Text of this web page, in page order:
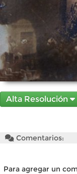
Alta Resolución
Comentarios:
Para agregar un